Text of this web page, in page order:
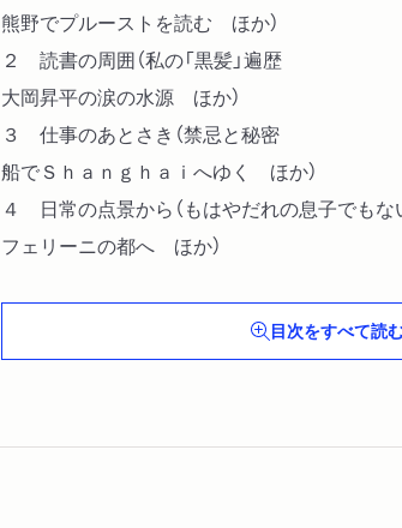
熊野でプルーストを読む ほか）
２ 読書の周囲（私の「黒髪」遍歴
大岡昇平の涙の水源 ほか）
３ 仕事のあとさき（禁忌と秘密
船でＳｈａｎｇｈａｉへゆく ほか）
４ 日常の点景から（もはやだれの息子でもな
フェリーニの都へ ほか）
目次をすべて読